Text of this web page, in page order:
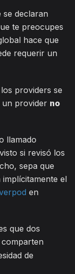
se declaran
te preocupes
hace que
requerir un
providers se
un provider no
llamado
si revisó los
sepa que
implícitamente el
en
que dos
de